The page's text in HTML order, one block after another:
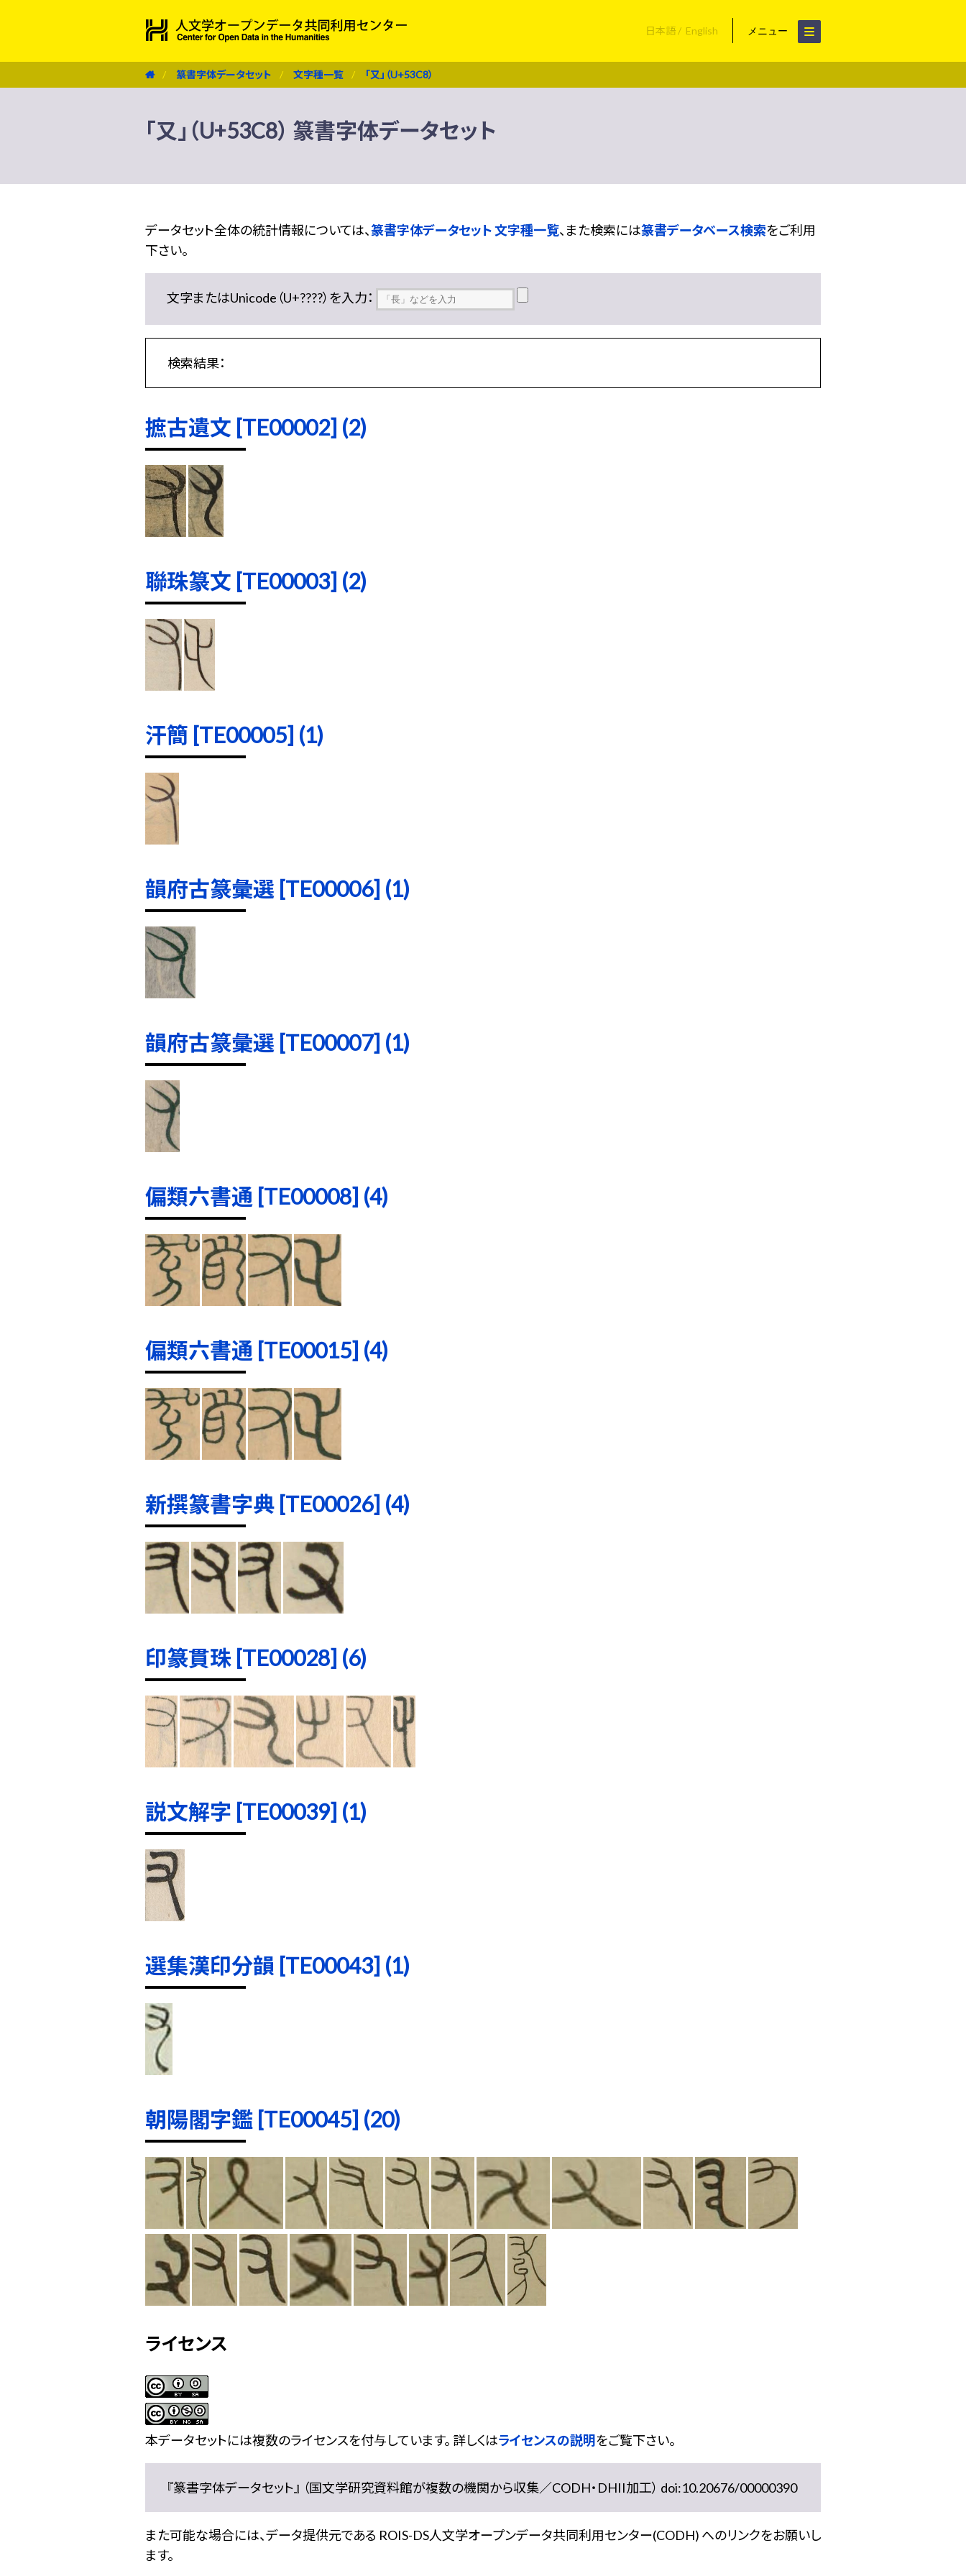
日本語 English メニュー
篆書字体データセット 文字種一覧 「又」（U+53C8）
「又」（U+53C8） 篆書字体データセット
データセット全体の統計情報については、篆書字体データセット 文字種一覧、また検索には篆書データベース検索をご利用
下さい。
文字またはUnicode（U+????）を入力：
検索結果：
摭古遺文 [TE00002] (2)
聯珠篆文 [TE00003] (2)
汗簡 [TE00005] (1)
韻府古篆彙選 [TE00006] (1)
韻府古篆彙選 [TE00007] (1)
偏類六書通 [TE00008] (4)
偏類六書通 [TE00015] (4)
新撰篆書字典 [TE00026] (4)
印篆貫珠 [TE00028] (6)
説文解字 [TE00039] (1)
選集漢印分韻 [TE00043] (1)
朝陽閣字鑑 [TE00045] (20)
ライセンス
本データセットには複数のライセンスを付与しています。 詳しくはライセンスの説明をご覧下さい。
『篆書字体データセット』 （国文学研究資料館が複数の機関から収集／CODH・DHII加工） doi:10.20676/00000390
また可能な場合には、データ提供元である ROIS-DS人文学オープンデータ共同利用センター(CODH) へのリンクをお願いし
ます。